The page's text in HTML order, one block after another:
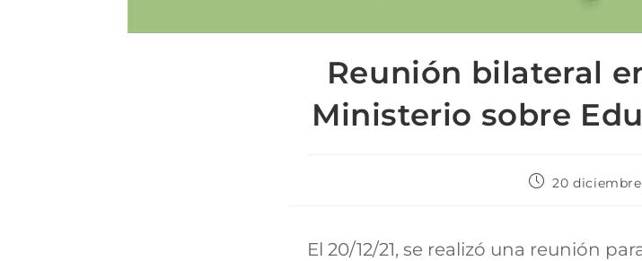
Reunión bilateral
Ministerio sobre
20
El 20/12/21, se realizó una reunión